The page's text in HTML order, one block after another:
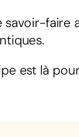
faire
est là